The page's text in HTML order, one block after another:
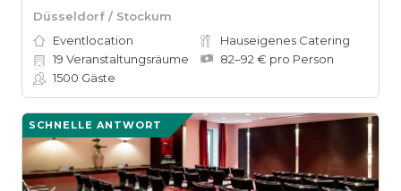
Düsseldorf / Stockum
Eventlocation
Hauseigenes Catering
19 Veranstaltungsräume
82–92 € pro Person
1500 Gäste
SCHNELLE ANTWORT